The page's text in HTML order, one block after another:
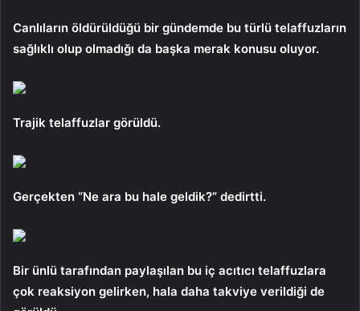
Canlıların öldürüldüğü bir gündemde bu türlü telaffuzların
sağlıklı olup olmadığı da başka merak konusu oluyor.
Trajik telaffuzlar görüldü.
Gerçekten “Ne ara bu hale geldik?” dedirtti.
Bir ünlü tarafından paylaşılan bu iç acıtıcı telaffuzlara
çok reaksiyon gelirken, hala daha takviye verildiği de